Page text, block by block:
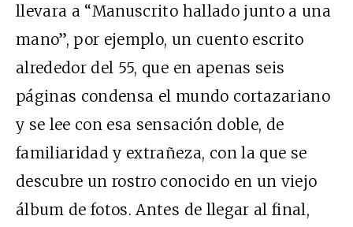
llevara a “Manuscrito hallado junto a una
mano”, por ejemplo, un cuento escrito
alrededor del 55, que en apenas seis
páginas condensa el mundo cortazariano
y se lee con esa sensación doble, de
familiaridad y extrañeza, con la que se
descubre un rostro conocido en un viejo
álbum de fotos. Antes de llegar al final,